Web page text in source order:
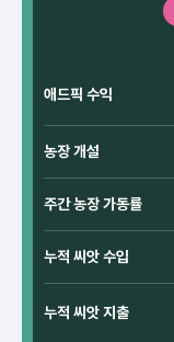
애드픽 수익
농장 개설
주간 농장 가동률
누적 씨앗 수입
누적 씨앗 지출